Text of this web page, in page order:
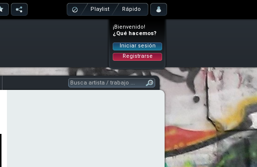
Playlist Rápido
¡Bienvenido!
¿Qué hacemos?
Iniciar sesión
Registrarse